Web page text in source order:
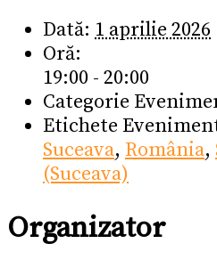
Dată: 1 aprilie 2026
Oră:
19:00 - 20:00
Categorie
Etichete
Suceava, România,
(Suceava)
Organizator